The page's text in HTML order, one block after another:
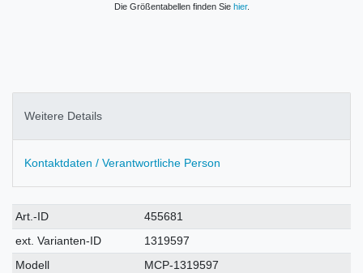
Die Größentabellen finden Sie hier.
Weitere Details
Kontaktdaten / Verantwortliche Person
Technisches
Merkmal
Wert
Art.-ID
455681
ext. Varianten-ID
1319597
Modell
MCP-1319597